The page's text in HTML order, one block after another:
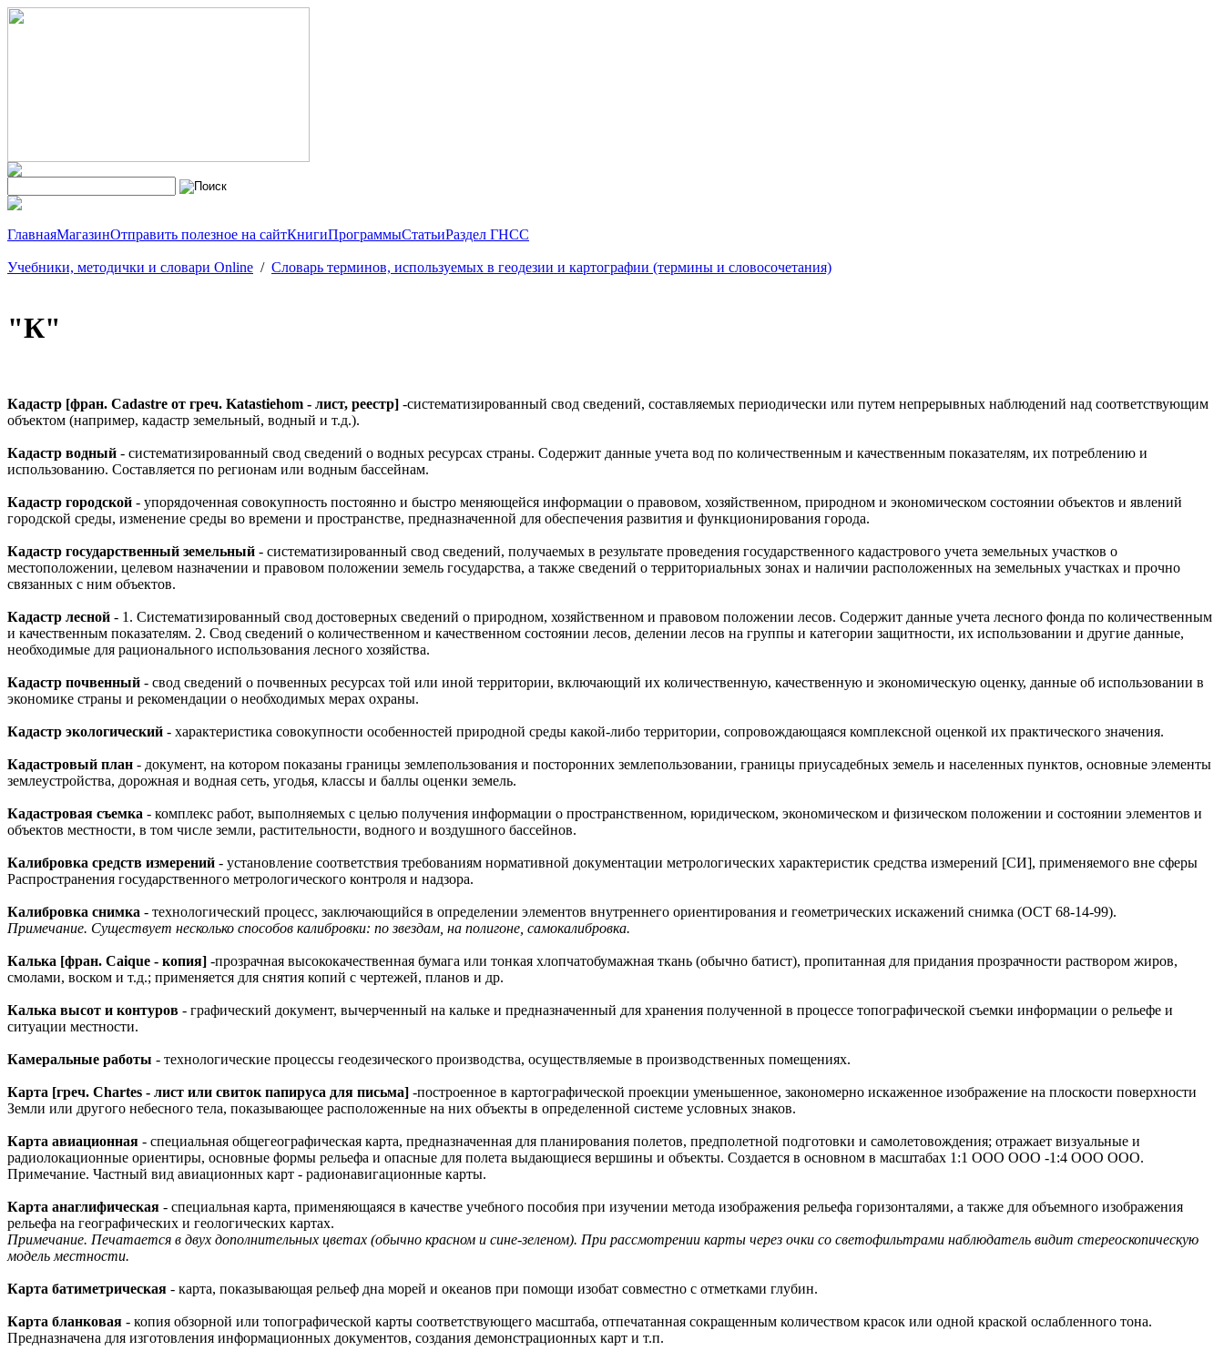
ГлавнаяМагазинОтправить полезное на сайтКнигиПрограммыСтатьиРаздел ГНСС
Учебники, методички и словари Online / Словарь терминов, используемых в геодезии и картографии (термины и словосочетания)
"К"
Кадастр [фран. Cadastre от греч. Katastiehom - лист, реестр] -систематизированный свод сведений, составляемых периодически или путем непрерывных наблюдений над соответствующим
объектом (например, кадастр земельный, водный и т.д.).
Кадастр водный - систематизированный свод сведений о водных ресурсах страны. Содержит данные учета вод по количественным и качественным показателям, их потреблению и
использованию. Составляется по регионам или водным бассейнам.
Кадастр городской - упорядоченная совокупность постоянно и быстро меняющейся информации о правовом, хозяйственном, природном и экономическом состоянии объектов и явлений
городской среды, изменение среды во времени и пространстве, предназначенной для обеспечения развития и функционирования города.
Кадастр государственный земельный - систематизированный свод сведений, получаемых в результате проведения государственного кадастрового учета земельных участков о
местоположении, целевом назначении и правовом положении земель государства, а также сведений о территориальных зонах и наличии расположенных на земельных участках и прочно
связанных с ним объектов.
Кадастр лесной - 1. Систематизированный свод достоверных сведений о природном, хозяйственном и правовом положении лесов. Содержит данные учета лесного фонда по количественным
и качественным показателям. 2. Свод сведений о количественном и качественном состоянии лесов, делении лесов на группы и категории защитности, их использовании и другие данные,
необходимые для рационального использования лесного хозяйства.
Кадастр почвенный - свод сведений о почвенных ресурсах той или иной территории, включающий их количественную, качественную и экономическую оценку, данные об использовании в
экономике страны и рекомендации о необходимых мерах охраны.
Кадастр экологический - характеристика совокупности особенностей природной среды какой-либо территории, сопровождающаяся комплексной оценкой их практического значения.
Кадастровый план - документ, на котором показаны границы землепользования и посторонних землепользовании, границы приусадебных земель и населенных пунктов, основные элементы
землеустройства, дорожная и водная сеть, угодья, классы и баллы оценки земель.
Кадастровая съемка - комплекс работ, выполняемых с целью получения информации о пространственном, юридическом, экономическом и физическом положении и состоянии элементов и
объектов местности, в том числе земли, растительности, водного и воздушного бассейнов.
Калибровка средств измерений - установление соответствия требованиям нормативной документации метрологических характеристик средства измерений [СИ], применяемого вне сферы
Распространения государственного метрологического контроля и надзора.
Калибровка снимка - технологический процесс, заключающийся в определении элементов внутреннего ориентирования и геометрических искажений снимка (ОСТ 68-14-99).
Примечание. Существует несколько способов калибровки: по звездам, на полигоне, самокалибровка.
Калька [фран. Caique - копия] -прозрачная высококачественная бумага или тонкая хлопчатобумажная ткань (обычно батист), пропитанная для придания прозрачности раствором жиров,
смолами, воском и т.д.; применяется для снятия копий с чертежей, планов и др.
Калька высот и контуров - графический документ, вычерченный на кальке и предназначенный для хранения полученной в процессе топографической съемки информации о рельефе и
ситуации местности.
Камеральные работы - технологические процессы геодезического производства, осуществляемые в производственных помещениях.
Карта [греч. Chartes - лист или свиток папируса для письма] -построенное в картографической проекции уменьшенное, закономерно искаженное изображение на плоскости поверхности
Земли или другого небесного тела, показывающее расположенные на них объекты в определенной системе условных знаков.
Карта авиационная - специальная общегеографическая карта, предназначенная для планирования полетов, предполетной подготовки и самолетовождения; отражает визуальные и
радиолокационные ориентиры, основные формы рельефа и опасные для полета выдающиеся вершины и объекты. Создается в основном в масштабах 1:1 ООО ООО -1:4 ООО ООО.
Примечание. Частный вид авиационных карт - радионавигационные карты.
Карта анаглифическая - специальная карта, применяющаяся в качестве учебного пособия при изучении метода изображения рельефа горизонталями, а также для объемного изображения
рельефа на географических и геологических картах.
Примечание. Печатается в двух дополнительных цветах (обычно красном и сине-зеленом). При рассмотрении карты через очки со светофильтрами наблюдатель видит стереоскопическую
модель местности.
Карта батиметрическая - карта, показывающая рельеф дна морей и океанов при помощи изобат совместно с отметками глубин.
Карта бланковая - копия обзорной или топографической карты соответствующего масштаба, отпечатанная сокращенным количеством красок или одной краской ослабленного тона.
Предназначена для изготовления информационных документов, создания демонстрационных карт и т.п.